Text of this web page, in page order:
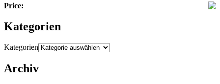
Price:
Kategorien
Kategorien
Archiv